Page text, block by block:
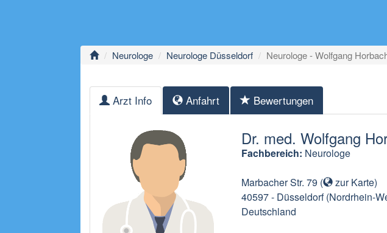
Neurologe Neurologe Düsseldorf Neurologe - Wolfgang
Arzt Info Anfahrt Bewertungen
Dr. med. Wolfgang
Fachbereich: Neurologe
Marbacher Str. 79 ( zur Karte)
40597- Düsseldorf (Nordrhein-
Deutschland